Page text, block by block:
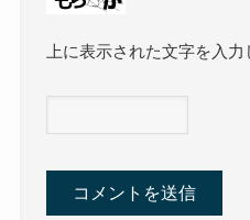
上に表示された文字を入力